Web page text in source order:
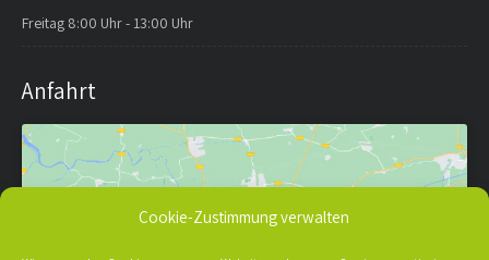
Cookie-Zustimmung verwalten
Freitag 8:00 Uhr - 13:00 Uhr
Anfahrt